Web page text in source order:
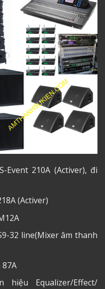
Event 210A (Activer), đi
(Activer)
32 line(Mixer âm thanh
Equalizer/Effect/